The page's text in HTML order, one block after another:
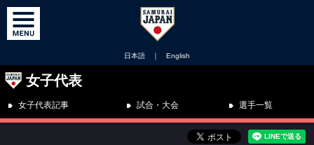
日本語 ｜ English
女子代表
女子代表記事 試合・大会 選手一覧